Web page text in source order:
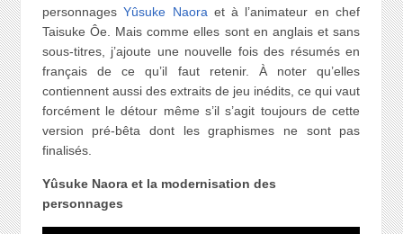
personnagesYûsuke Naora et à l’animateur en chef
Taisuke Ôe. Mais comme elles sont en anglais et sans
sous-titres, j’ajoute une nouvelle fois des résumés en
français de ce qu’il faut retenir. À noter qu’elles
contiennent aussi des extraits de jeu inédits, ce qui vaut
forcément le détour même s’il s’agit toujours de cette
version pré-bêta dont les graphismes ne sont pas
finalisés.
Yûsuke Naora et la modernisation des
personnages